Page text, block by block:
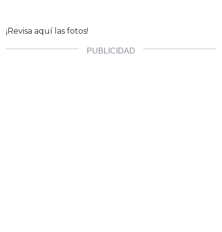
¡Revisa aquí las fotos!